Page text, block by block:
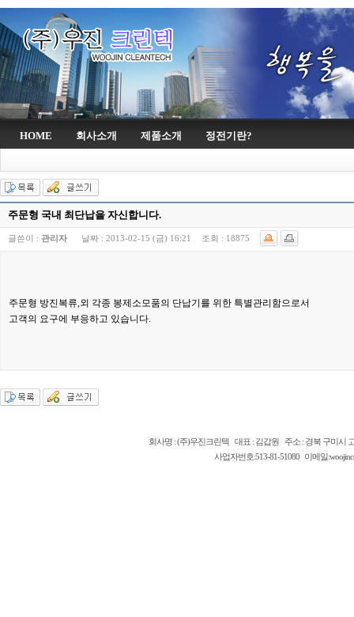
HOME 회사소개 제품소개 정전기란?
주문형 국내 최단납을 자신합니다.
글쓴이 : 관리자 날짜 : 2013-02-15 (금) 16:21 조회 : 18875
주문형 방진복류,외 각종 봉제소모품의 단납기를 위한 특별관리함으로서
고객의 요구에 부응하고 있습니다.
회사명 : (주)우진크린텍 대표 : 김갑원
주소 : 경북 구미시
사업자번호:513-81-51080 이메일